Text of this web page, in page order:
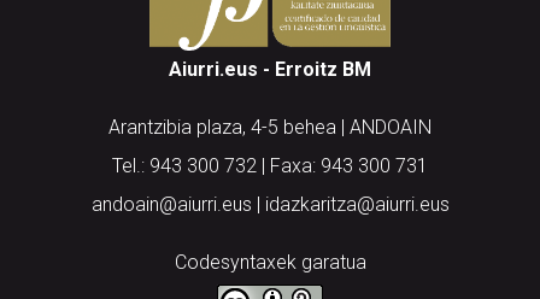
Aiurri.eus - Erroitz BM
Arantzibia plaza, 4-5 behea | ANDOAIN
Tel.: 943 300 732 | Faxa: 943 300 731
andoain@aiurri.eus | idazkaritza@aiurri.eus
Codesyntaxek garatua